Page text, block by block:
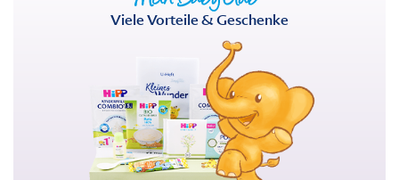
Viele Vorteile & Geschenke